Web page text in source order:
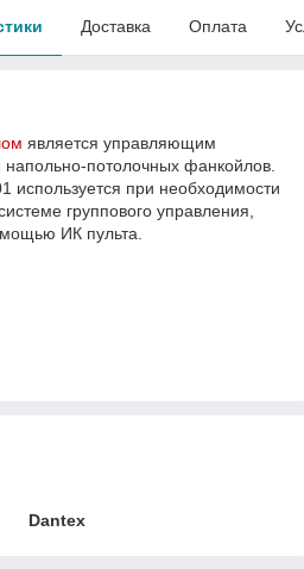
Доставка Оплата
является управляющим
потолочных фанкойлов.
используется при необходимости
группового управления,
ИК пульта.
Dantex